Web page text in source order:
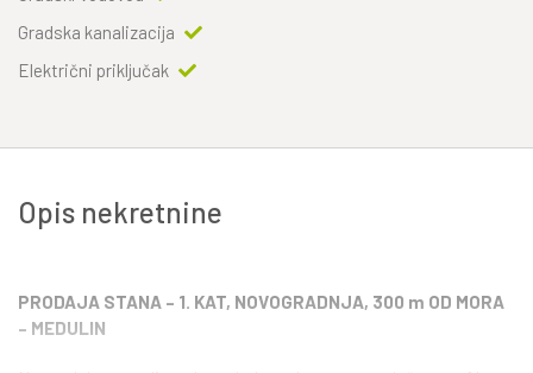
Gradska kanalizacija
Električni priključak
Opis nekretnine
PRODAJA STANA – 1. KAT, NOVOGRADNJA, 300 m OD MORA
– MEDULIN